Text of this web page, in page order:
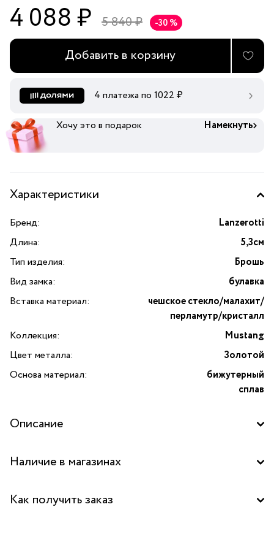
4 088 ₽ 5 840 ₽ -30 %
Добавить в корзину
4 платежа по 1022 ₽
Хочу это в подарок Намекнуть
Характеристики
Бренд:
Lanzerotti
Длина:
5,3см
Тип изделия:
Брошь
Вид замка:
булавка
Вставка материал:
чешское стекло/малахит/
перламутр/кристалл
Коллекция:
Mustang
Цвет металла:
Золотой
Основа материал:
бижутерный
сплав
Описание
перламутром, кристаллами и подвеской-лошадь
изделия прочный бижутерный сплав, благодаря чему
Наличие в магазинах
Бутик "La Nature" в ТОЦ "Вит", Пушкино
Как получить заказ